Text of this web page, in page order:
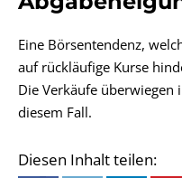
Eine Börsentendenz,
auf rückläufige Kurse
Die Verkäufe überwiegen
diesem Fall.
Diesen Inhalt teilen: